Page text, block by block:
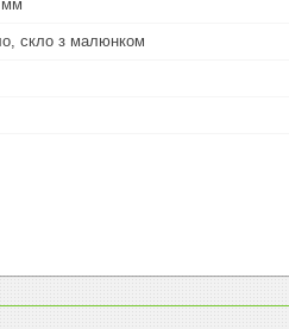
мм
скло з малюнком